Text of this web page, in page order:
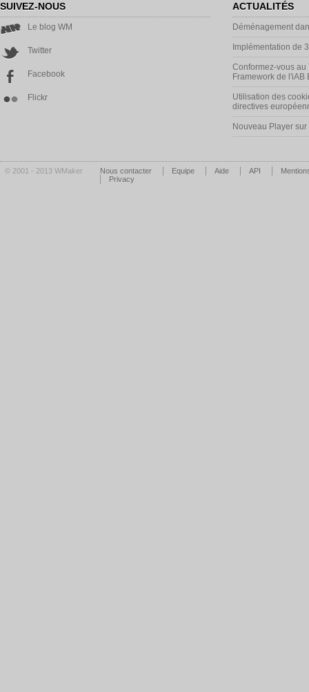
SUIVEZ-NOUS
Le blog WM
Twitter
Facebook
Flickr
ACTUALITÉS
Déménagement
Implémentation de
Conformez-vous
Framework de l'iAB
Utilisation des
directives
Nouveau Player sur
© 2001 - 2013 WMaker Nous contacter Equipe Aide API
Privacy